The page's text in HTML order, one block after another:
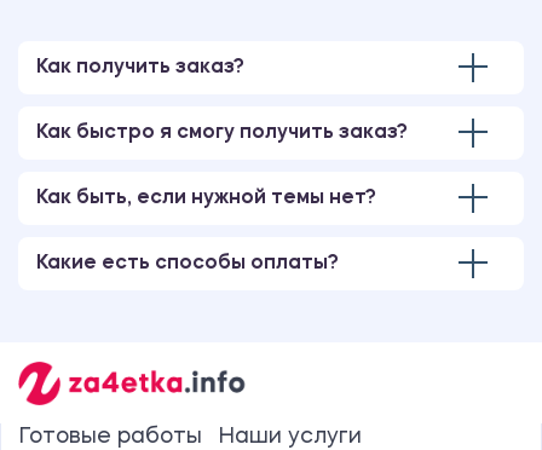
Как получить заказ?
Как быстро я смогу получить заказ?
Как быть, если нужной темы нет?
Какие есть способы оплаты?
Готовые работы
Наши услуги